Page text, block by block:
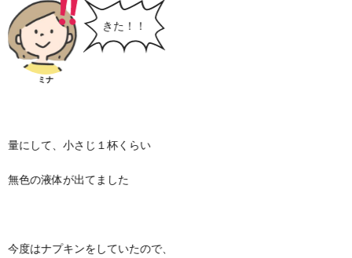
ミナ
きた！！
量にして、小さじ１杯くらい
無色の液体が出てました
今度はナプキンをしていたので、